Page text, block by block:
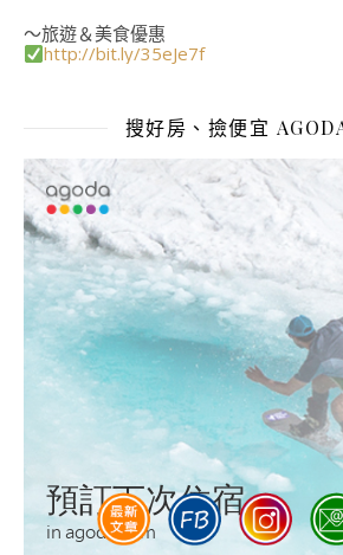
～旅遊＆美食優惠
http://bit.ly/35eJe7f
搜好房、撿便宜